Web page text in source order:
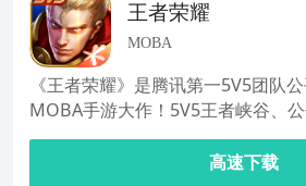
王者荣耀
MOBA
《王者荣耀》是腾讯第一5V5团队
MOBA手游大作！5V5王者峡谷、
高速下载